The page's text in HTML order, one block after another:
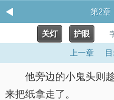
第2章
关灯 护眼 字
上一章
他旁边的小鬼头则
来把纸拿走了。